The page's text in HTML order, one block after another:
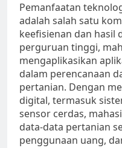
Pemanfaatan
adalah salah satu
keefisienan dan hasil
perguruan tinggi,
mengaplikasikan
dalam perencanaan
pertanian. Dengan
digital, termasuk
sensor cerdas,
data-data pertanian
penggunaan uang,